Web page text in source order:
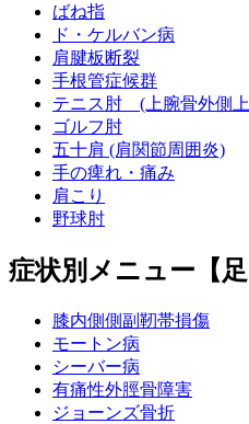
ばね指
ド・ケルバン病
肩腱板断裂
手根管症候群
テニス肘 (上腕骨外側
ゴルフ肘
五十肩 (肩関節周囲炎)
手の痺れ・痛み
肩こり
野球肘
症状別メニュー【足
膝内側側副靭帯損傷
モートン病
シーバー病
有痛性外脛骨障害
ジョーンズ骨折